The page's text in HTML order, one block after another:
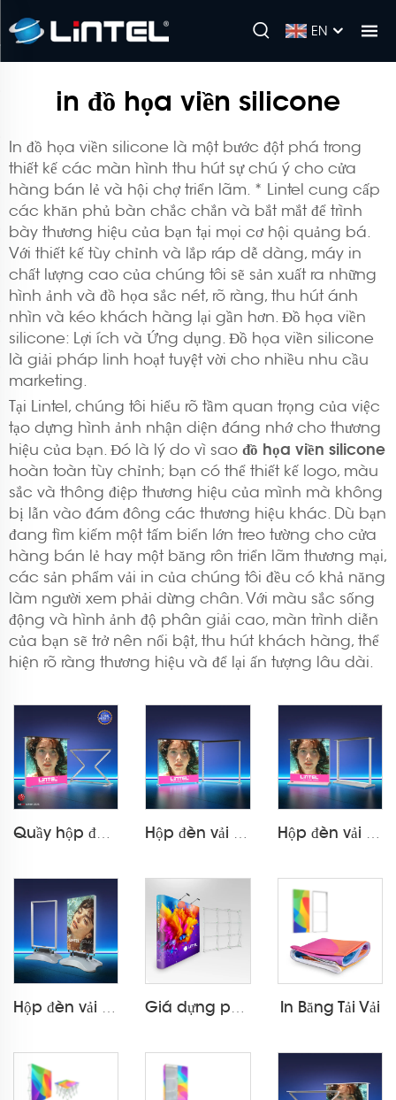
EN
in đồ họa viền silicone
In đồ họa viền silicone là một bước đột phá trong
thiết kế các màn hình thu hút sự chú ý cho cửa
hàng bán lẻ và hội chợ triển lãm. * Lintel cung cấp
các khăn phủ bàn chắc chắn và bắt mắt để trình
bày thương hiệu của bạn tại mọi cơ hội quảng bá.
Với thiết kế tùy chỉnh và lắp ráp dễ dàng, máy in
chất lượng cao của chúng tôi sẽ sản xuất ra những
hình ảnh và đồ họa sắc nét, rõ ràng, thu hút ánh
nhìn và kéo khách hàng lại gần hơn. Đồ họa viền
silicone: Lợi ích và Ứng dụng. Đồ họa viền silicone
là giải pháp linh hoạt tuyệt vời cho nhiều nhu cầu
marketing.
Tại Lintel, chúng tôi hiểu rõ tầm quan trọng của việc
tạo dựng hình ảnh nhận diện đáng nhớ cho thương
hiệu của bạn. Đó là lý do vì sao đồ họa viền silicone
hoàn toàn tùy chỉnh; bạn có thể thiết kế logo, màu
sắc và thông điệp thương hiệu của mình mà không
bị lẫn vào đám đông các thương hiệu khác. Dù bạn
đang tìm kiếm một tấm biển lớn treo tường cho cửa
hàng bán lẻ hay một băng rôn triển lãm thương mại,
các sản phẩm vải in của chúng tôi đều có khả năng
làm người xem phải dừng chân. Với màu sắc sống
động và hình ảnh độ phân giải cao, màn trình diễn
của bạn sẽ trở nên nổi bật, thu hút khách hàng, thể
hiện rõ ràng thương hiệu và để lại ấn tượng lâu dài.
Quầy hộp đèn gấp gọn SEGPRO LT-ALF85Z-TA Hộp đèn vải SEGPRO để bàn LT-ALF85-TA Hộp đèn vải sạc được SEGPRO để bàn LT-ALF85-T3B
Hộp đèn vải chống nước SEGPRO LT-ALF85-T4 Giá dựng pop up PVC dùng nam châm LT-09L-A In Băng Tải Vải